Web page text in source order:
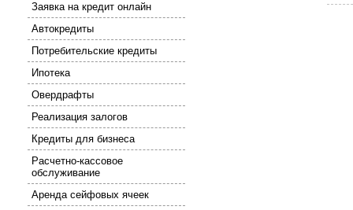
Заявка на кредит онлайн
Автокредиты
Потребительские кредиты
Ипотека
Овердрафты
Реализация залогов
Кредиты для бизнеса
Расчетно-кассовое
обслуживание
Аренда сейфовых ячеек